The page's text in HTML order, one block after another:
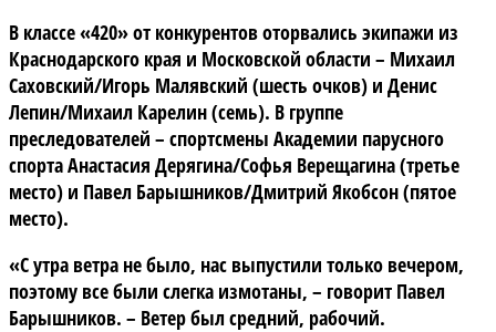
В классе «420»от конкурентов оторвались экипажи из
Краснодарского края и Московской области – Михаил
Саховский/Игорь Малявский (шесть очков) и Денис
Лепин/Михаил Карелин (семь). В группе
преследователей – спортсмены Академии парусного
спорта Анастасия Дерягина/Софья Верещагина (третье
место) и Павел Барышников/Дмитрий Якобсон (пятое
место).
«С утра ветра не было, нас выпустили только вечером,
поэтому все были слегка измотаны, – говорит Павел
Барышников. – Ветер был средний, рабочий.